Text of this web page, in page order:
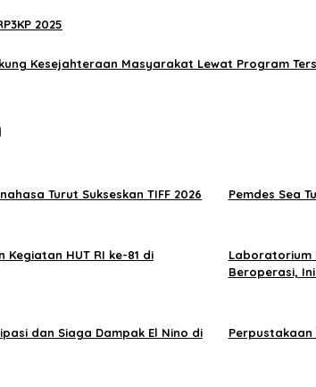
2025
Kesejahteraan Masyarakat Lewat Program
Turut Sukseskan TIFF 2026 Pemdes Sea
Kegiatan HUT RI ke-81 di
Laboratorium
Beroperasi,
dan Siaga Dampak El Nino di
Perpustakaan